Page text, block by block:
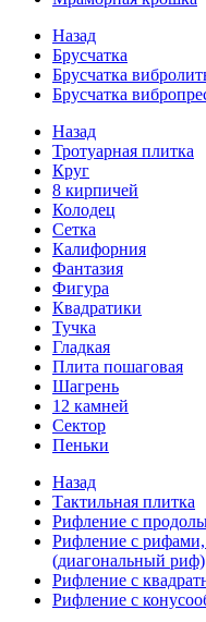
Назад
Брусчатка
Брусчатка
Брусчатка
Назад
Тротуарная плитка
Круг
8 кирпичей
Колодец
Сетка
Калифорния
Фантазия
Фигура
Квадратики
Тучка
Гладкая
Плита пошаговая
Шагрень
12 камней
Сектор
Пеньки
Назад
Тактильная плитка
Рифление с
Рифление с
(диагональный риф)
Рифление с
Рифление с